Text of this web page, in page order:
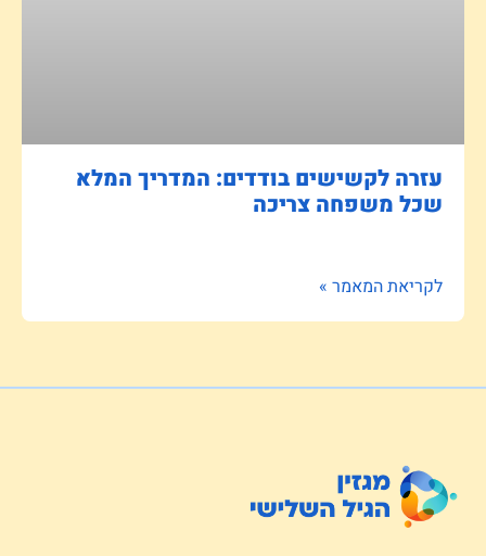
עזרה לקשישים בודדים: המדריך המלא
שכל משפחה צריכה
לקריאת המאמר »